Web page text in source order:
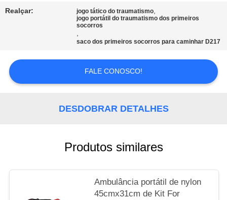
MAPA
POLÍTICA
DE
PRIVACIDADE
Realçar: jogo tático do traumatismo,
jogo portátil do traumatismo dos primeiros
socorros
,
saco dos primeiros socorros para caminhar D217
FALE CONOSCO!
DESDOBRAR DETALHES
Produtos similares
Ambulância portátil de nylon
45cmx31cm de Kit For